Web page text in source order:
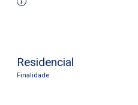
Residencial
Finalidade